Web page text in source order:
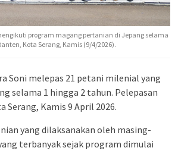
program magang pertanian di Jepang selama
Kota Serang, Kamis (9/4/2026).
Soni melepas 21 petani milenial yang
selama 1 hingga 2 tahun. Pelepasan
Serang, Kamis 9 April 2026.
yang dilaksanakan oleh masing-
terbanyak sejak program dimulai